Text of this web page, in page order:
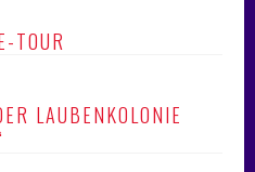
TOUR
LAUBENKOLONIE